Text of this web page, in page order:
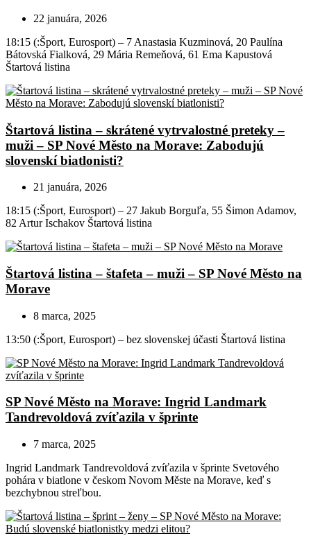
22 januára, 2026
18:15 (:Šport, Eurosport) – 7 Anastasia Kuzminová, 20 Paulína
Bátovská Fialková, 29 Mária Remeňová, 61 Ema Kapustová
Štartová listina
Štartová listina – skrátené vytrvalostné preteky –
muži – SP Nové Město na Morave: Zabodujú
slovenskí biatlonisti?
21 januára, 2026
18:15 (:Šport, Eurosport) – 27 Jakub Borguľa, 55 Šimon Adamov,
82 Artur Ischakov Štartová listina
Štartová listina – štafeta – muži – SP Nové Město na
Morave
8 marca, 2025
13:50 (:Šport, Eurosport) – bez slovenskej účasti Štartová listina
SP Nové Město na Morave: Ingrid Landmark
Tandrevoldová zvíťazila v šprinte
7 marca, 2025
Ingrid Landmark Tandrevoldová zvíťazila v šprinte Svetového
pohára v biatlone v českom Novom Měste na Morave, keď s
bezchybnou streľbou.